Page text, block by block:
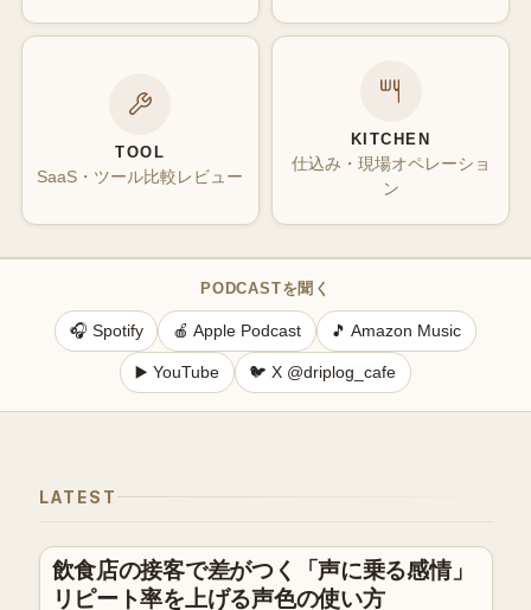
TOOL
SaaS・ツール比較レビュー
KITCHEN
仕込み・現場オペレーショ
ン
PODCASTを聞く
🎧 Spotify 🍎 Apple Podcast 🎵 Amazon Music
▶️ YouTube 🐦 X @driplog_cafe
LATEST
飲食店の接客で差がつく「声に乗る感情」
リピート率を上げる声色の使い方